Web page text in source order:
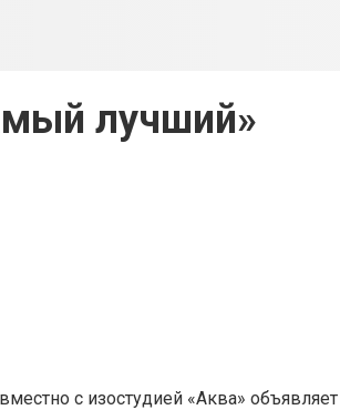
лучший»
с изостудией «Аква»